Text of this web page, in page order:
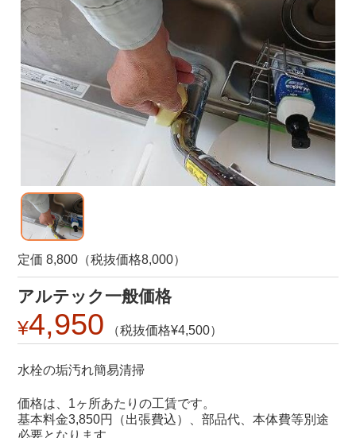
定価 8,800（税抜価格8,000）
アルテック一般価格
4,950 4,500
水栓の垢汚れ簡易清掃
価格は、1ヶ所あたりの工賃です。
基本料金3,850円（出張費込）、部品代、本体費等別途
必要となります。